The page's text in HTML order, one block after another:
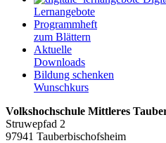
Lernangebote
Programmheft
zum Blättern
Aktuelle
Downloads
Bildung schenken
Wunschkurs
Volkshochschule Mittleres
Struwepfad 2
97941 Tauberbischofsheim